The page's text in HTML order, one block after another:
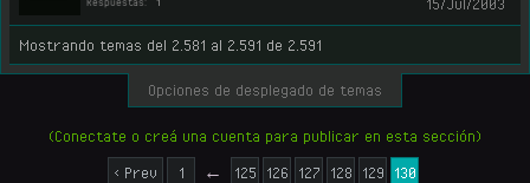
Mostrando temas del 2.581 al 2.591 de 2.591
Opciones de desplegado de temas
(Conectate o creá una cuenta para publicar en esta sección)
< Prev
1 ← 125 126 127 128 129 130